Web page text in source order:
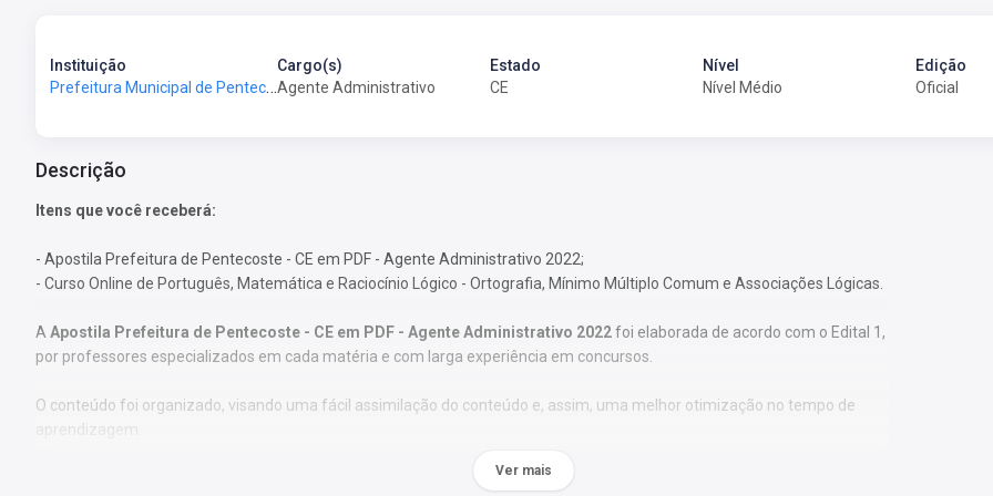
Instituição
Prefeitura Municipal de Pentecoste - CE - Prefeitura de Pentecoste - CE
Cargo(s)
Agente Administrativo
Estado
CE
Nível
Nível Médio
Edição
Oficial
Descrição
Itens que você receberá:
- Apostila Prefeitura de Pentecoste - CE em PDF - Agente Administrativo 2022;
- Curso Online de Português, Matemática e Raciocínio Lógico - Ortografia, Mínimo Múltiplo Comum e Associações Lógicas.
A Apostila Prefeitura de Pentecoste - CE em PDF - Agente Administrativo 2022foi elaborada de acordo com o Edital 1,
por professores especializados em cada matéria e com larga experiência em concursos.
O conteúdo foi organizado, visando uma fácil assimilação do conteúdo e, assim, uma melhor otimização no tempo de
aprendizagem.
Ver mais